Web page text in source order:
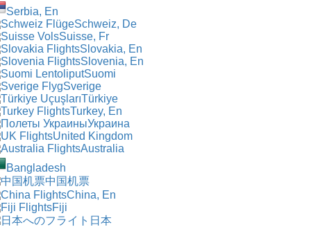
Serbia, En
Schweiz, De
Suisse, Fr
Slovakia, En
Slovenia, En
Suomi
Sverige
Türkiye
Turkey, En
Украина
United Kingdom
Australia
Bangladesh
中国机票
China, En
Fiji
日本